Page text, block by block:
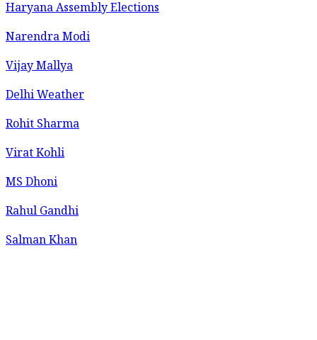
Haryana Assembly Elections
Narendra Modi
Vijay Mallya
Delhi Weather
Rohit Sharma
Virat Kohli
MS Dhoni
Rahul Gandhi
Salman Khan